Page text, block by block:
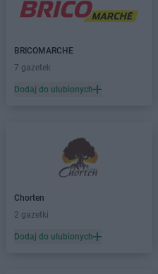
LIDL Bielany Wrocławskie
LIDL Bielsk Podlaski
LIDL
Bielsko-Biała
LIDL Biłgoraj
Bogatynia
Bolechowo
Bolesławiec
LIDL Bolszewo
LIDL Braniewo
LIDL Brodnica
BRICOMARCHE
7 gazetek
Dodaj do ulubionych
Chorten
2 gazetki
Dodaj do ulubionych